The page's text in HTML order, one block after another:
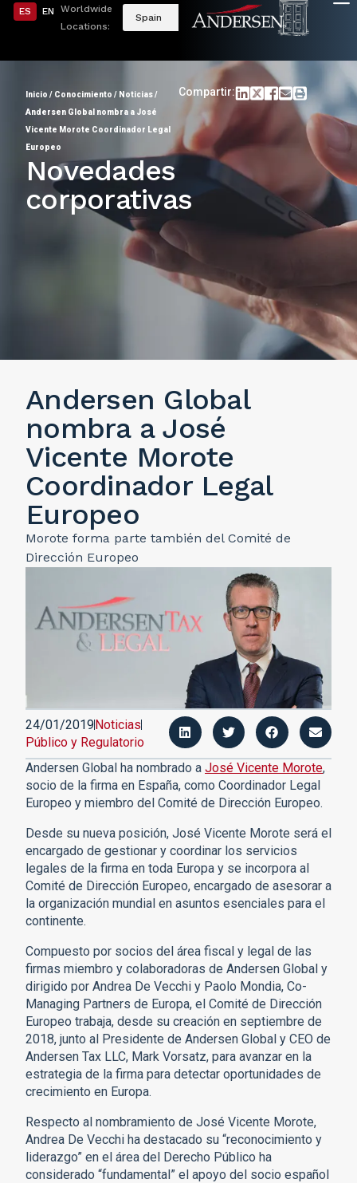
ES EN
Worldwide
Locations:
Spain
Inicio / Conocimiento / Noticias/
Andersen Global nombra a José
Vicente Morote Coordinador Legal
Europeo
Compartir:
Novedades
corporativas
Andersen Global
nombra a José
Vicente Morote
Coordinador Legal
Europeo
Morote forma parte también del Comité de
Dirección Europeo
24/01/2019Noticias
Público y Regulatorio
Andersen Global ha nombrado a José Vicente Morote,
socio de la firma en España, como Coordinador Legal
Europeo y miembro del Comité de Dirección Europeo.
Desde su nueva posición, José Vicente Morote será el
encargado de gestionar y coordinar los servicios
legales de la firma en toda Europa y se incorpora al
Comité de Dirección Europeo, encargado de asesorar a
la organización mundial en asuntos esenciales para el
continente.
Compuesto por socios del área fiscal y legal de las
firmas miembro y colaboradoras de Andersen Global y
dirigido por Andrea De Vecchi y Paolo Mondia, Co-
Managing Partners de Europa, el Comité de Dirección
Europeo trabaja, desde su creación en septiembre de
2018, junto al Presidente de Andersen Global y CEO de
Andersen Tax LLC, Mark Vorsatz, para avanzar en la
estrategia de la firma para detectar oportunidades de
crecimiento en Europa.
Respecto al nombramiento de José Vicente Morote,
Andrea De Vecchi ha destacado su “reconocimiento y
liderazgo” en el área del Derecho Público ha
considerado “fundamental” el apoyo del socio español